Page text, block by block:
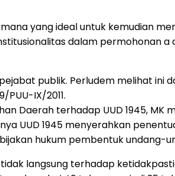
yang ideal untuk kemudian
dalam permohonan a
publik. Perludem melihat ini
IX/2011.
Daerah terhadap UUD 1945, MK
UUD 1945 menyerahkan
hukum pembentuk undang-
langsung terhadap